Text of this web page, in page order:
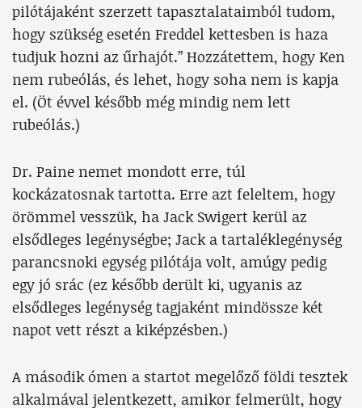
pilótájaként szerzett tapasztalataimból tudom,
hogy szükség esetén Freddel kettesben is haza
tudjuk hozni az űrhajót.” Hozzátettem, hogy Ken
nem rubeólás, és lehet, hogy soha nem is kapja
el. (Öt évvel később még mindig nem lett
rubeólás.)
Dr. Paine nemet mondott erre, túl
kockázatosnak tartotta. Erre azt feleltem, hogy
örömmel vesszük, ha Jack Swigert kerül az
elsődleges legénységbe; Jack a tartaléklegénység
parancsnoki egység pilótája volt, amúgy pedig
egy jó srác (ez később derült ki, ugyanis az
elsődleges legénység tagjaként mindössze két
napot vett részt a kiképzésben.)
A második ómen a startot megelőző földi tesztek
alkalmával jelentkezett, amikor felmerült, hogy